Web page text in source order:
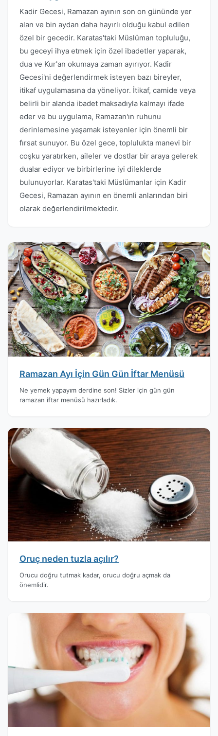
Kadir Gecesi, Ramazan ayının son on gününde yer
alan ve bin aydan daha hayırlı olduğu kabul edilen
özel bir gecedir. Karatas'taki Müslüman topluluğu,
bu geceyi ihya etmek için özel ibadetler yaparak,
dua ve Kur'an okumaya zaman ayırıyor. Kadir
Gecesi'ni değerlendirmek isteyen bazı bireyler,
itikaf uygulamasına da yöneliyor. İtikaf, camide veya
belirli bir alanda ibadet maksadıyla kalmayı ifade
eder ve bu uygulama, Ramazan'ın ruhunu
derinlemesine yaşamak isteyenler için önemli bir
fırsat sunuyor. Bu özel gece, toplulukta manevi bir
coşku yaratırken, aileler ve dostlar bir araya gelerek
dualar ediyor ve birbirlerine iyi dileklerde
bulunuyorlar. Karatas'taki Müslümanlar için Kadir
Gecesi, Ramazan ayının en önemli anlarından biri
olarak değerlendirilmektedir.
Ramazan Ayı İçin Gün Gün İftar Menüsü
Ne yemek yapayım derdine son! Sizler için gün gün
ramazan iftar menüsü hazırladık.
Oruç neden tuzla açılır?
Orucu doğru tutmak kadar, orucu doğru açmak da
önemlidir.